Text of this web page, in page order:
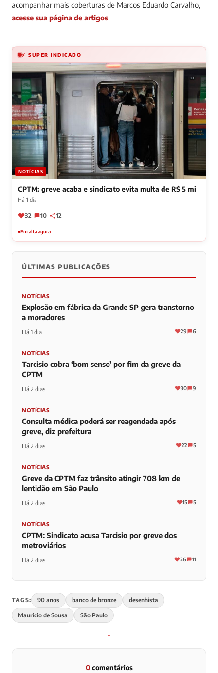
acompanhar mais coberturas de Marcos Eduardo Carvalho,
acesse sua página de artigos.
⚡ SUPER INDICADO
NOTÍCIAS
CPTM: greve acaba e sindicato evita multa de R$ 5 mi
Há 1 dia
32 10 12
Em alta agora
ÚLTIMAS PUBLICAÇÕES
NOTÍCIAS
Explosão em fábrica da Grande SP gera transtorno
a moradores
Há 1 dia 29 6
NOTÍCIAS
Tarcisio cobra ‘bom senso’ por fim da greve da
CPTM
Há 2 dias 30 9
NOTÍCIAS
Consulta médica poderá ser reagendada após
greve, diz prefeitura
Há 2 dias 22 5
NOTÍCIAS
Greve da CPTM faz trânsito atingir 708 km de
lentidão em São Paulo
Há 2 dias 15 5
NOTÍCIAS
CPTM: Sindicato acusa Tarcisio por greve dos
metroviários
Há 2 dias 26 11
TAGS: 90 anos banco de bronze desenhista
Mauricio de Sousa São Paulo
0comentários